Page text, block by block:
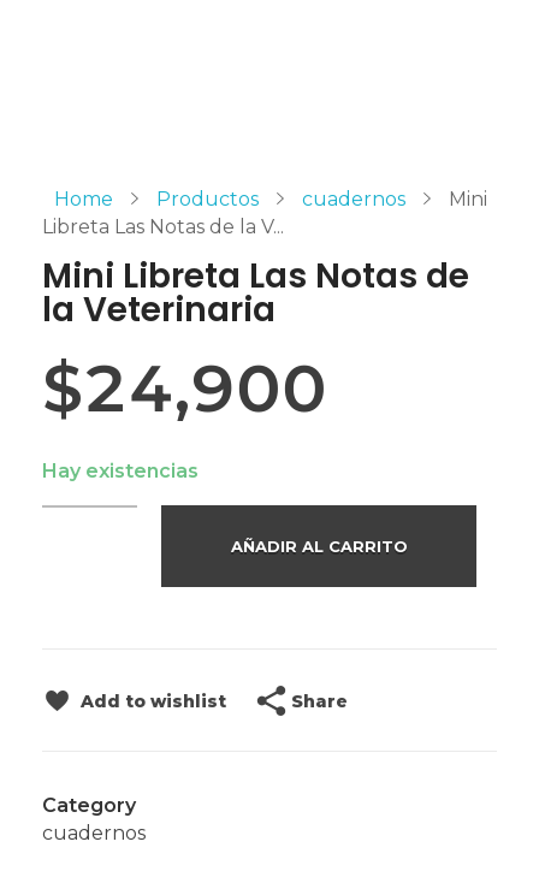
Home Productos cuadernos
Mini
Libreta Las Notas de la V...
Mini Libreta Las Notas de
la Veterinaria
$24,900
Hay existencias
AÑADIR AL CARRITO
Add to wishlist Share
Category
cuadernos